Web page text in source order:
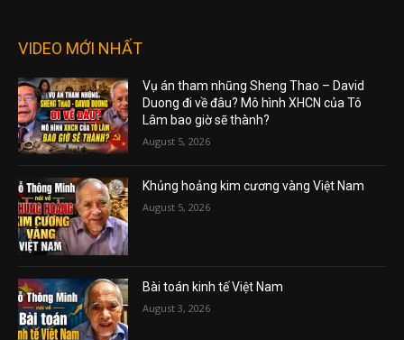
VIDEO MỚI NHẤT
Vụ án tham nhũng Sheng Thao – David
Duong đi về đâu? Mô hình XHCN của Tô
Lâm bao giờ sẽ thành?
August 5, 2026
Khủng hoảng kim cương vàng Việt Nam
August 5, 2026
Bài toán kinh tế Việt Nam
August 3, 2026